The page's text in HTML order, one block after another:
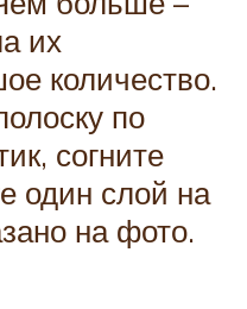
их
количество.
по
согните
один слой на
на фото.